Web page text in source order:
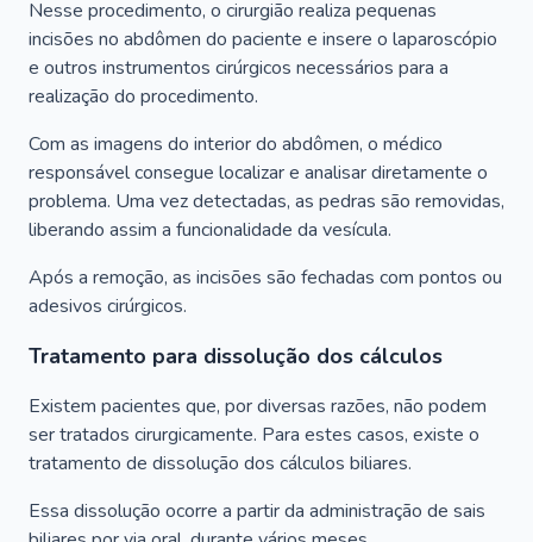
Nesse procedimento, o cirurgião realiza pequenas
incisões no abdômen do paciente e insere o laparoscópio
e outros instrumentos cirúrgicos necessários para a
realização do procedimento.
Com as imagens do interior do abdômen, o médico
responsável consegue localizar e analisar diretamente o
problema. Uma vez detectadas, as pedras são removidas,
liberando assim a funcionalidade da vesícula.
Após a remoção, as incisões são fechadas com pontos ou
adesivos cirúrgicos.
Tratamento para dissolução dos cálculos
Existem pacientes que, por diversas razões, não podem
ser tratados cirurgicamente. Para estes casos, existe o
tratamento de dissolução dos cálculos biliares.
Essa dissolução ocorre a partir da administração de sais